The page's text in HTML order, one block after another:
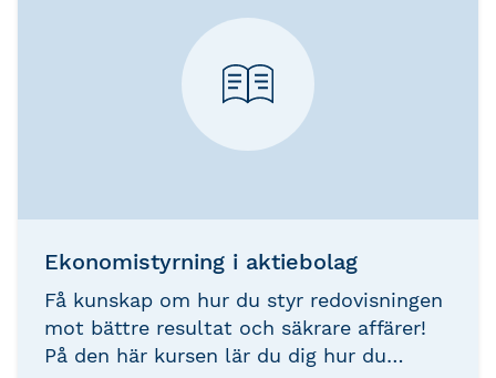
Ekonomistyrning i aktiebolag
Få kunskap om hur du styr redovisningen
mot bättre resultat och säkrare affärer!
På den här kursen lär du dig hur du